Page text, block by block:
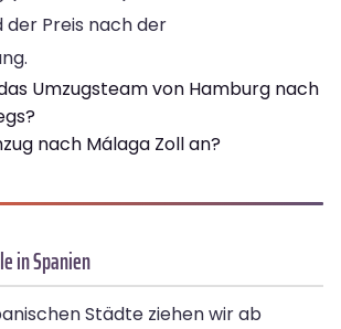
Preis nach der
Umzugsteam von Hamburg nach
nach Málaga Zoll an?
in Spanien
Städte ziehen wir ab